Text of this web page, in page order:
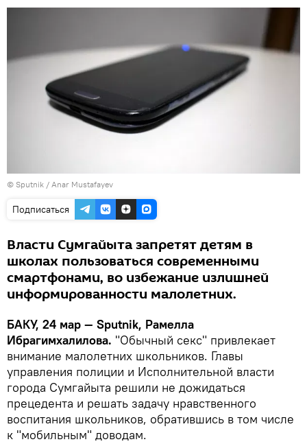
© Sputnik / Anar Mustafayev
Подписаться
Власти Сумгайыта запретят детям в
школах пользоваться современными
смартфонами, во избежание излишней
информированности малолетних.
БАКУ, 24 мар — Sputnik, Рамелла
Ибрагимхалилова. "Обычный секс" привлекает
внимание малолетних школьников. Главы
управления полиции и Исполнительной власти
города Сумгайыта решили не дожидаться
прецедента и решать задачу нравственного
воспитания школьников, обратившись в том числе
к "мобильным" доводам.